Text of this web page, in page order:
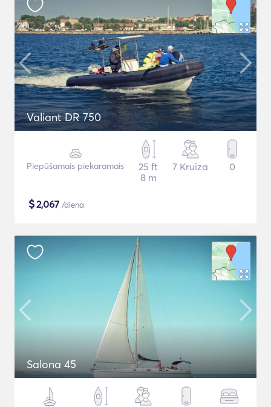
Valiant DR 750
Piepūšamais piekaramais
25 ft
8 m
7 Kruīza 0
$2,067 /diena
Salona 45